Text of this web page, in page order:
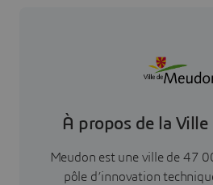
À propos de la
Meudon est une ville de 47
pôle d’innovation